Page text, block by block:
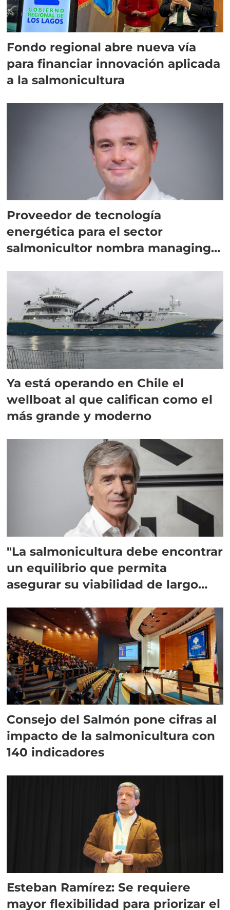
Fondo regional abre nueva vía
para financiar innovación aplicada
a la salmonicultura
Proveedor de tecnología
energética para el sector
salmonicultor nombra managing
Ya está operando en Chile el
wellboat al que califican como el
más grande y moderno
"La salmonicultura debe encontrar
un equilibrio que permita
asegurar su viabilidad de largo
Consejo del Salmón pone cifras al
impacto de la salmonicultura con
140 indicadores
Esteban Ramírez: Se requiere
mayor flexibilidad para priorizar el